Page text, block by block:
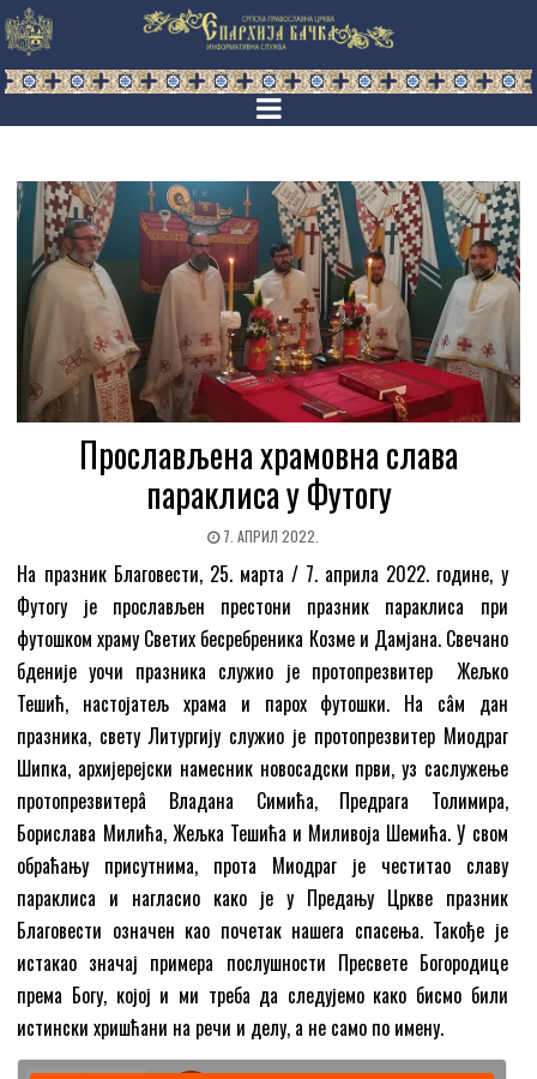
Прослављена храмовна слава
параклиса у Футогу
7. АПРИЛ 2022.
На празник Благовести, 25. марта / 7. априла 2022. године, у
Футогу је прослављен престони празник параклиса при
футошком храму Светих бесребреника Козме и Дамјана. Свечано
бденије уочи празника служио је протопрезвитер Жељко
Тешић, настојатељ храма и парох футошки. На сâм дан
празника, свету Литургију служио је протопрезвитер Миодраг
Шипка, архијерејски намесник новосадски први, уз саслужење
протопрезвитерâ Владана Симића, Предрага Толимира,
Борислава Милића, Жељка Тешића и Миливоја Шемића. У свом
обраћању присутнима, прота Миодраг је честитао славу
параклиса и нагласио како је у Предању Цркве празник
Благовести означен као почетак нашега спасења. Такође је
истакао значај примера послушности Пресвете Богородице
према Богу, којој и ми треба да следујемо како бисмо били
истински хришћани на речи и делу, а не само по имену.